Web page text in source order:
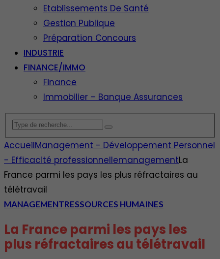
Etablissements De Santé
Gestion Publique
Préparation Concours
INDUSTRIE
FINANCE/IMMO
Finance
Immobilier – Banque Assurances
AccueilManagement - Développement Personnel
- Efficacité professionnellemanagementLa
France parmi les pays les plus réfractaires au
télétravail
MANAGEMENTRESSOURCES HUMAINES
La France parmi les pays les
plus réfractaires au télétravail